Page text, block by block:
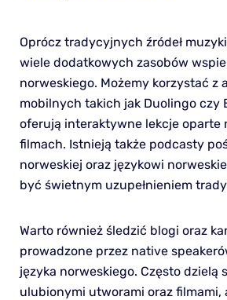
Oprócz tradycyjnych źródeł
wiele dodatkowych zasobów
norweskiego. Możemy korzystać z
mobilnych takich jak Duolingo czy
oferują interaktywne lekcje oparte
filmach. Istnieją także podcasty
norweskiej oraz językowi
być świetnym uzupełnieniem
Warto również śledzić blogi oraz
prowadzone przez native
języka norweskiego. Często dzielą
ulubionymi utworami oraz filmami,